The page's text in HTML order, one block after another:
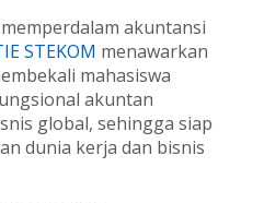
akuntansi
STEKOM menawarkan
mahasiswa
akuntan
global, sehingga siap
dunia kerja dan bisnis